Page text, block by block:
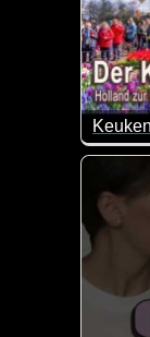
Also